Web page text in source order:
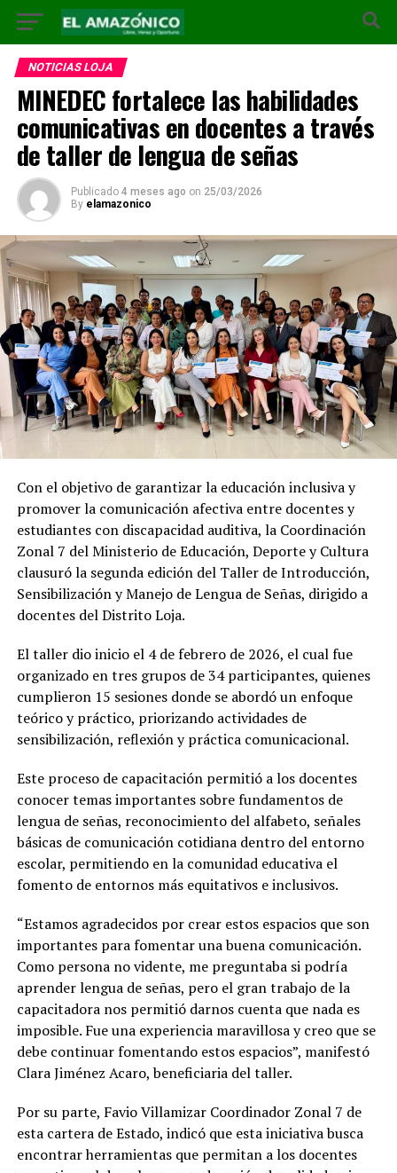
NOTICIAS LOJA
MINEDEC fortalece las habilidades
comunicativas en docentes a través
de taller de lengua de señas
Publicado 4 meses ago on 25/03/2026
By elamazonico
Con el objetivo de garantizar la educación inclusiva y
promover la comunicación afectiva entre docentes y
estudiantes con discapacidad auditiva, la Coordinación
Zonal 7 del Ministerio de Educación, Deporte y Cultura
clausuró la segunda edición del Taller de Introducción,
Sensibilización y Manejo de Lengua de Señas, dirigido a
docentes del Distrito Loja.
El taller dio inicio el 4 de febrero de 2026, el cual fue
organizado en tres grupos de 34 participantes, quienes
cumplieron 15 sesiones donde se abordó un enfoque
teórico y práctico, priorizando actividades de
sensibilización, reflexión y práctica comunicacional.
Este proceso de capacitación permitió a los docentes
conocer temas importantes sobre fundamentos de
lengua de señas, reconocimiento del alfabeto, señales
básicas de comunicación cotidiana dentro del entorno
escolar, permitiendo en la comunidad educativa el
fomento de entornos más equitativos e inclusivos.
“Estamos agradecidos por crear estos espacios que son
importantes para fomentar una buena comunicación.
Como persona no vidente, me preguntaba si podría
aprender lengua de señas, pero el gran trabajo de la
capacitadora nos permitió darnos cuenta que nada es
imposible. Fue una experiencia maravillosa y creo que se
debe continuar fomentando estos espacios”, manifestó
Clara Jiménez Acaro, beneficiaria del taller.
Por su parte, Favio Villamizar Coordinador Zonal 7 de
esta cartera de Estado, indicó que esta iniciativa busca
encontrar herramientas que permitan a los docentes